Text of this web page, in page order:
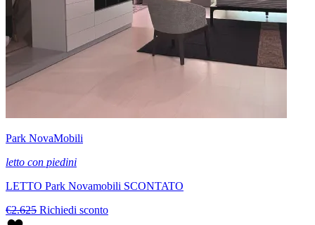
Park NovaMobili
letto con piedini
LETTO Park Novamobili SCONTATO
€2.625 Richiedi sconto